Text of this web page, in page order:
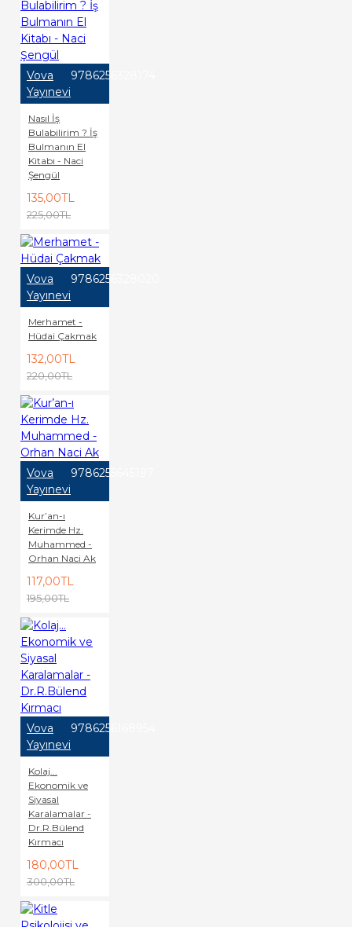
Vova
Yayınevi
9786256328174
Nasıl İş
Bulabilirim ? İş
Bulmanın El
Kitabı - Naci
Şengül
135,00TL
225,00TL
Vova
Yayınevi
9786256328020
Merhamet -
Hüdai Çakmak
132,00TL
220,00TL
Vova
Yayınevi
9786255645197
Kur’an-ı
Kerimde Hz.
Muhammed -
Orhan Naci Ak
117,00TL
195,00TL
Vova
Yayınevi
9786256168954
Kolaj...
Ekonomik ve
Siyasal
Karalamalar -
Dr.R.Bülend
Kırmacı
180,00TL
300,00TL